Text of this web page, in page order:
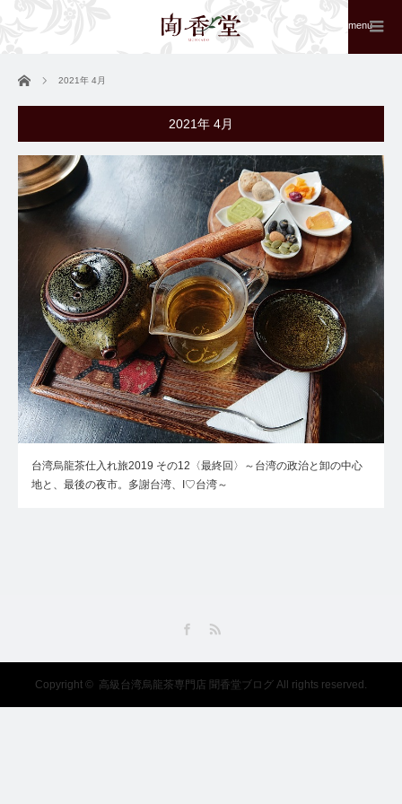
menu
ホーム 2021年 4月
2021年 4月
台湾烏龍茶仕入れ旅2019 その12〈最終回〉～台湾の政治と卸の中心
地と、最後の夜市。多謝台湾、I♡台湾～
Copyright © 高級台湾烏龍茶専門店 聞香堂ブログ All rights reserved.